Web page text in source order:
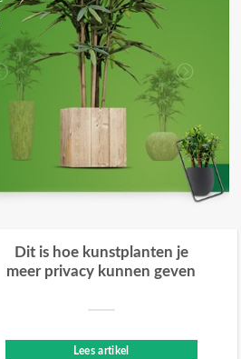
Dit is hoe kunstplanten je
meer privacy kunnen geven
Lees artikel